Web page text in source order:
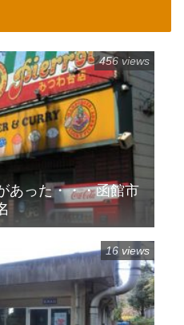
あった・・・函館市
456 views
16 views